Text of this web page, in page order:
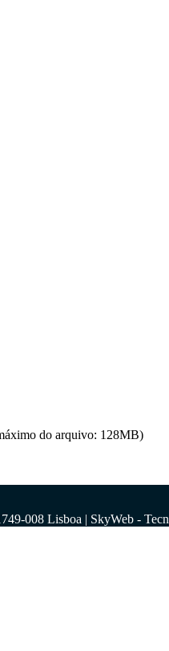
do arquivo: 128MB)
008 Lisboa | SkyWeb -